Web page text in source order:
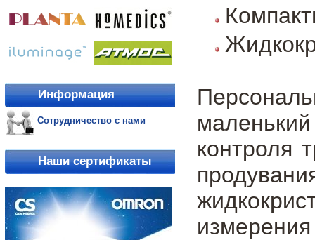
Информация
Сотрудничество с нами
Наши сертификаты
контроля